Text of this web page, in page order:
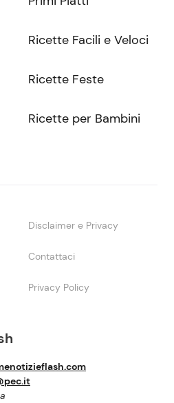
Ricette Facili e Veloci
Ricette Feste
Ricette per Bambini
Disclaimer e Privacy
Contattaci
Privacy Policy